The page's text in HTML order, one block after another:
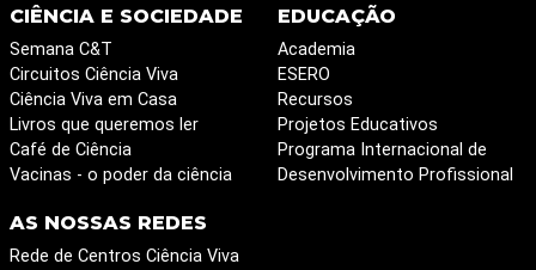
CIÊNCIA E SOCIEDADE
Semana C&T
Circuitos Ciência Viva
Ciência Viva em Casa
Livros que queremos ler
Café de Ciência
Vacinas - o poder da ciência
EDUCAÇÃO
Academia
ESERO
Recursos
Projetos Educativos
Programa Internacional de
Desenvolvimento Profissional
AS NOSSAS REDES
Rede de Centros Ciência Viva